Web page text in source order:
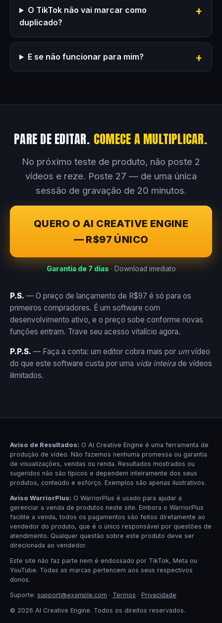
O TikTok não vai marcar como
duplicado?
E se não funcionar para mim?
PARE DE EDITAR. COMECE A MULTIPLICAR.
No próximo teste de produto, não poste 2
vídeos e reze. Poste 27 — de uma única
sessão de gravação de 20 minutos.
QUERO O AI CREATIVE ENGINE
— R$97 ÚNICO
Garantia de 7 dias · Download imediato
P.S. — O preço de lançamento de R$97 é só para os
primeiros compradores. É um software com
desenvolvimento ativo, e o preço sobe conforme novas
funções entram. Trave seu acesso vitalício agora.
P.P.S. — Faça a conta: um editor cobra mais por umvídeo
do que este software custa por uma vida inteira de vídeos
ilimitados.
Aviso de Resultados: O AI Creative Engine é uma ferramenta de
produção de vídeo. Não fazemos nenhuma promessa ou garantia
de visualizações, vendas ou renda. Resultados mostrados ou
sugeridos não são típicos e dependem inteiramente dos seus
produtos, conteúdo e esforço. Exemplos são apenas ilustrativos.
Aviso WarriorPlus: O WarriorPlus é usado para ajudar a
gerenciar a venda de produtos neste site. Embora o WarriorPlus
facilite a venda, todos os pagamentos são feitos diretamente ao
vendedor do produto, que é o único responsável por questões de
atendimento. Qualquer questão sobre este produto deve ser
direcionada ao vendedor.
Este site não faz parte nem é endossado por TikTok, Meta ou
YouTube. Todas as marcas pertencem aos seus respectivos
donos.
Suporte: support@example.com · Termos · Privacidade
© 2026 AI Creative Engine. Todos os direitos reservados.